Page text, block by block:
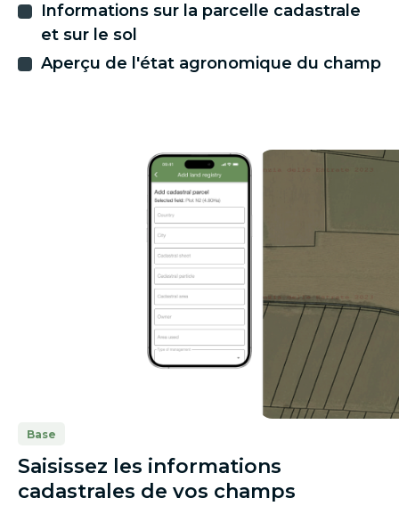
Informations sur la parcelle cadastrale
et sur le sol
Aperçu de l'état agronomique du champ
Base
Saisissez les informations
cadastrales de vos champs